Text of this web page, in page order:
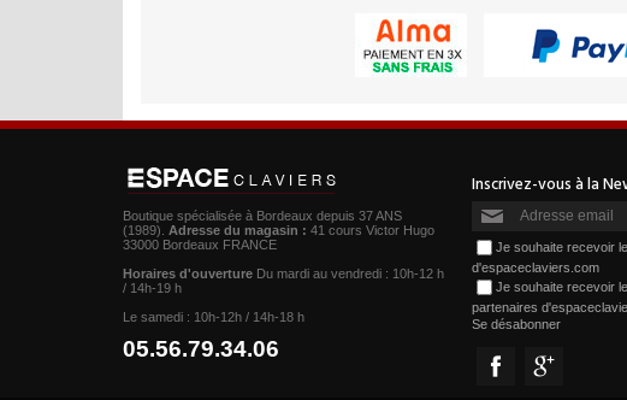
Boutique spécialisée à Bordeaux depuis 37 ANS
(1989). Adresse du magasin : 41 cours Victor Hugo
33000 Bordeaux FRANCE
Horaires d'ouverture Du mardi au vendredi : 10h-12 h
/ 14h-19 h
Le samedi : 10h-12h / 14h-18 h
05.56.79.34.06
Je souhaite recevoir
d'espaceclaviers.com
Je souhaite recevoir
partenaires
Se désabonner